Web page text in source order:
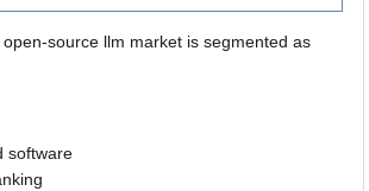
source llm market is segmented as
software